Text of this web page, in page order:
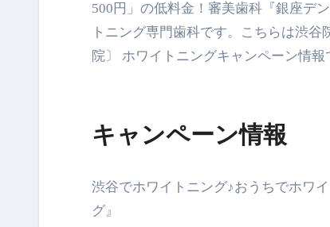
500円」の低料金！審美歯科『銀座デ
トニング専門歯科です。こちらは渋谷
院〕 ホワイトニングキャンペーン情報
キャンペーン情報
渋谷でホワイトニング♪おうちでホワ
グ』